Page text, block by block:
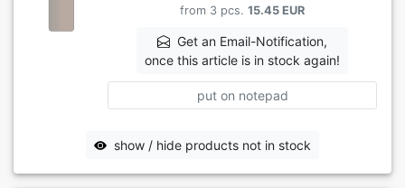
from 3 pcs. 15.45 EUR
Get an Email-Notification,
once this article is in stock again!
put on notepad
show / hide products not in stock